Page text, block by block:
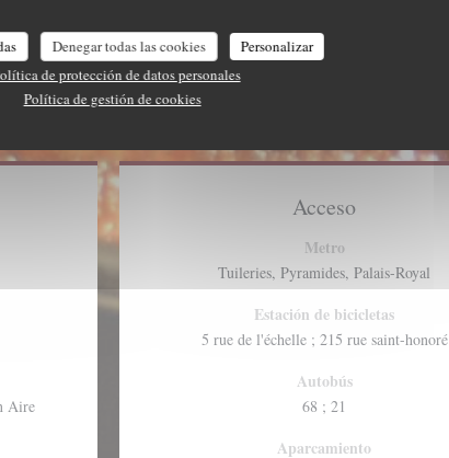
Denegar todas las cookies
Personalizar
de protección de datos personales
Política de gestión de cookies
Aire
Acceso
Metro
Tuileries, Pyramides, Palais-Royal
Estación de bicicletas
5 rue de l'échelle ; 215 rue saint-honoré
Autobús
68 ; 21
Aparcamiento